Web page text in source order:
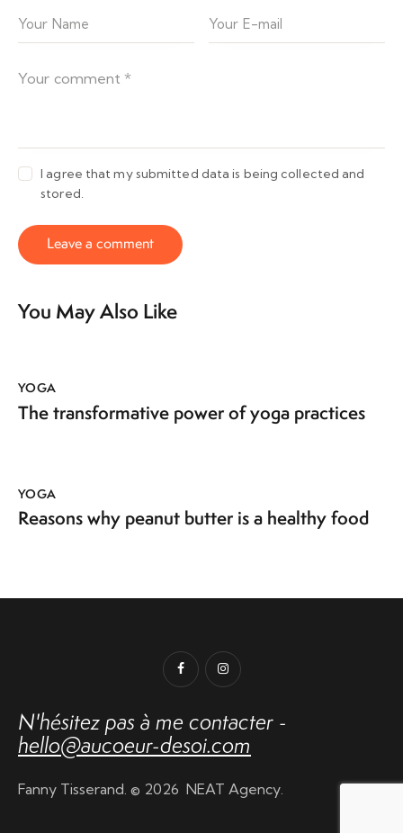
I agree that my submitted data is being collected and
stored.
You May Also Like
YOGA
The transformative power of yoga practices
YOGA
Reasons why peanut butter is a healthy food
N'hésitez pasà me contacter -
hello@aucoeur-desoi.com
Fanny Tisserand. © 2026 NEAT Agency